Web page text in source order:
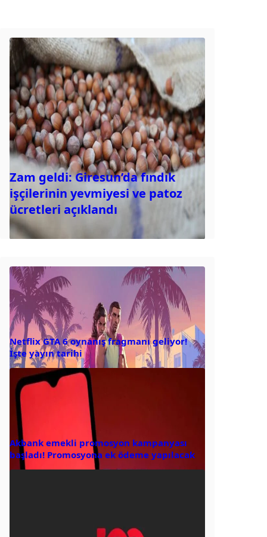
Zam geldi: Giresun’da fındık
işçilerinin yevmiyesi ve patoz
ücretleri açıklandı
Netflix GTA 6 oynanış fragmanı geliyor!
İşte yayın tarihi
Akbank emekli promosyon kampanyası
başladı! Promosyona ek ödeme yapılacak